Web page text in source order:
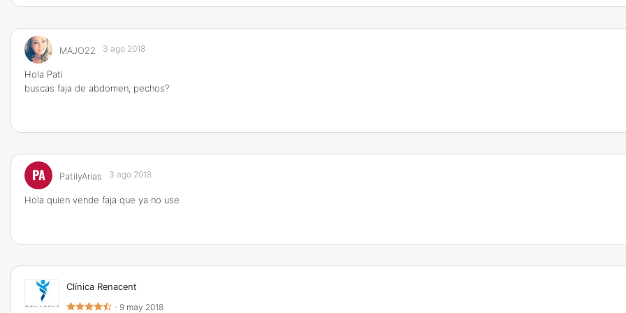
MAJO22 3 ago 2018
Hola Pati
buscas faja de abdomen, pechos?
PA PatilyArias 3 ago 2018
Hola quien vende faja que ya no use
Clínica Renacent
· 9 may 2018